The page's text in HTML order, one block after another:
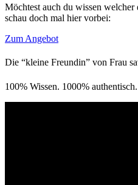
Möchtest auch du wissen
schau doch mal hier vorbei:
Zum Angebot
Die “kleine Freundin” von Frau
100% Wissen. 1000% authentisch.